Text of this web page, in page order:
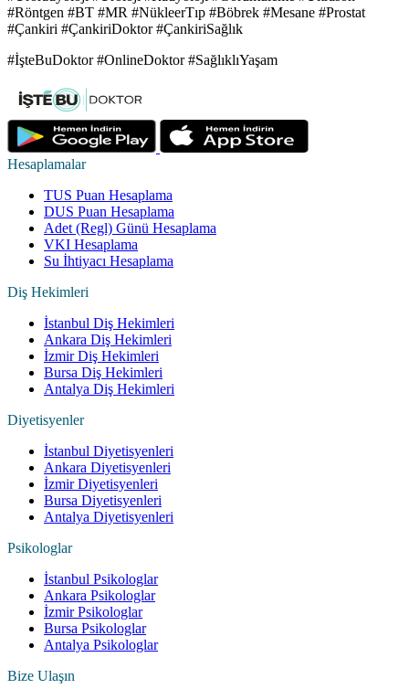
#Röntgen #BT #MR #NükleerTıp #Böbrek #Mesane #Prostat
#Çankiri #ÇankiriDoktor #ÇankiriSağlık
#İşteBuDoktor #OnlineDoktor #SağlıklıYaşam
Hesaplamalar
TUS Puan Hesaplama
DUS Puan Hesaplama
Adet (Regl) Günü Hesaplama
VKI Hesaplama
Su İhtiyacı Hesaplama
Diş Hekimleri
İstanbul Diş Hekimleri
Ankara Diş Hekimleri
İzmir Diş Hekimleri
Bursa Diş Hekimleri
Antalya Diş Hekimleri
Diyetisyenler
İstanbul Diyetisyenleri
Ankara Diyetisyenleri
İzmir Diyetisyenleri
Bursa Diyetisyenleri
Antalya Diyetisyenleri
Psikologlar
İstanbul Psikologlar
Ankara Psikologlar
İzmir Psikologlar
Bursa Psikologlar
Antalya Psikologlar
Bize Ulaşın